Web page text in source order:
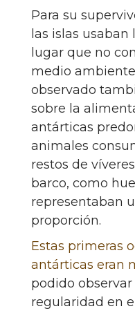
Para su
las islas usaban
lugar que no
medio
observado
sobre la
antárticas
animales
restos de
barco, como
representaban
proporción.
Estas primeras
antárticas eran
podido
regularidad en